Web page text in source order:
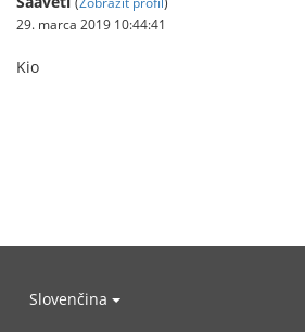
29. marca 2019 10:44:41
Kio
Slovenčina